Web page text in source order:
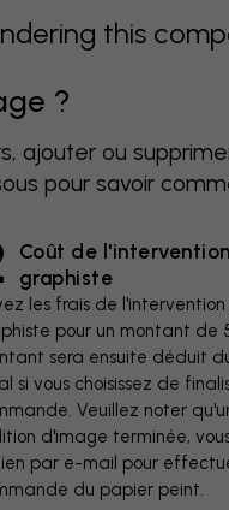
this
?
ajouter ou
pour savoir
Coût de
graphiste
les frais de
pour un montant de
sera ensuite déduit
si vous choisissez de
Veuillez noter
d'image terminée,
par e-mail pour
du papier peint.